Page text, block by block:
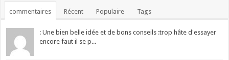
commentaires Récent Populaire Tags
: Une bien belle idée et de bons conseils :trop hâte d'essayer
encore faut il se p...